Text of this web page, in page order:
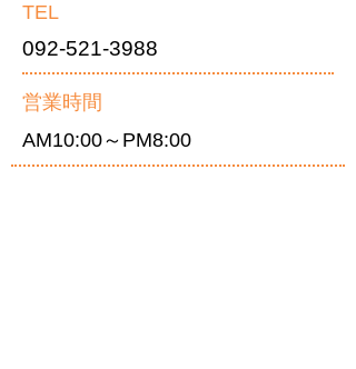
092-521-3988
TEL
AM10:00～PM8:00
営業時間